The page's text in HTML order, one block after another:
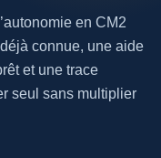
en CM2
connue, une aide
et une trace
seul sans multiplier